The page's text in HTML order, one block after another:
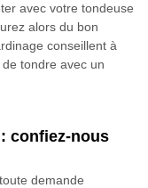
avec votre tondeuse
alors du bon
conseillent à
tondre avec un
confiez-nous
demande